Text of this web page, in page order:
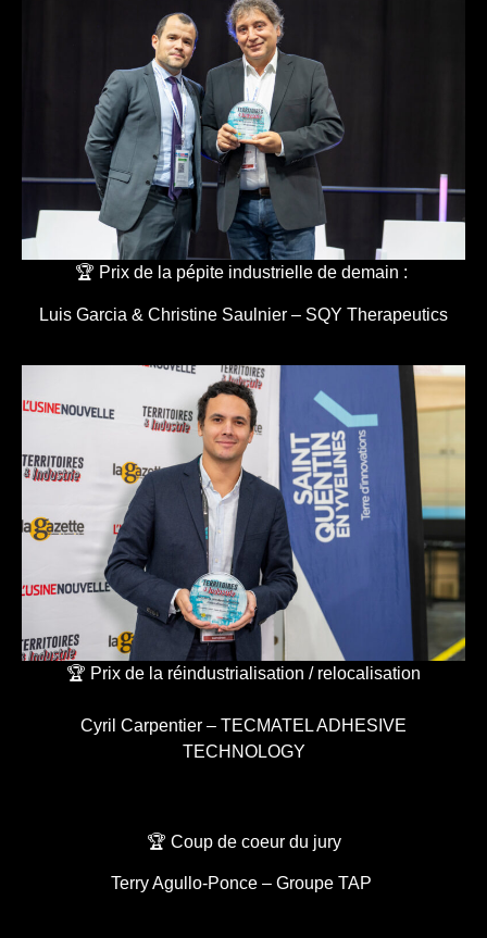
🏆 Prix de la pépite industrielle de demain :
Luis Garcia & Christine Saulnier – SQY Therapeutics
🏆 Prix de la réindustrialisation / relocalisation
Cyril Carpentier – TECMATEL ADHESIVE
TECHNOLOGY
🏆 Coup de coeur du jury
Terry Agullo-Ponce – Groupe TAP